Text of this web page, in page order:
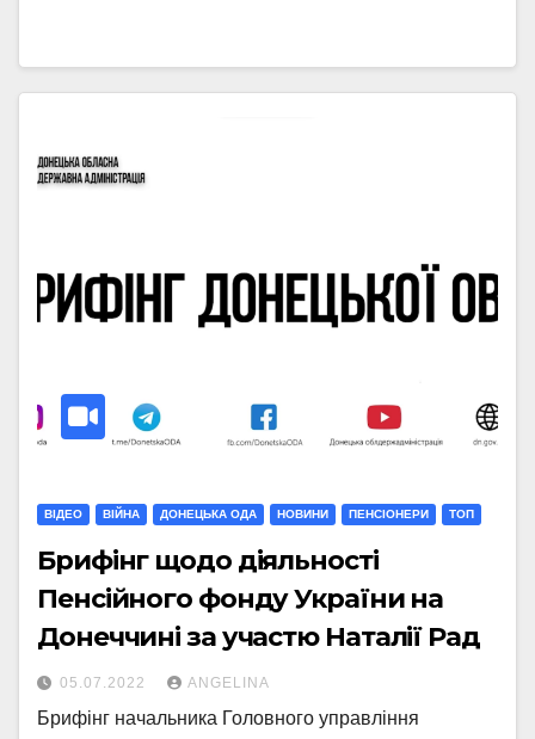
ВІДЕО ВІЙНА ДОНЕЦЬКА ОДА НОВИНИ ПЕНСІОНЕРИ ТОП
Брифінг щодо діяльності
Пенсійного фонду України на
Донеччині за участю Наталії Рад
05.07.2022 ANGELINA
Брифінг начальника Головного управління